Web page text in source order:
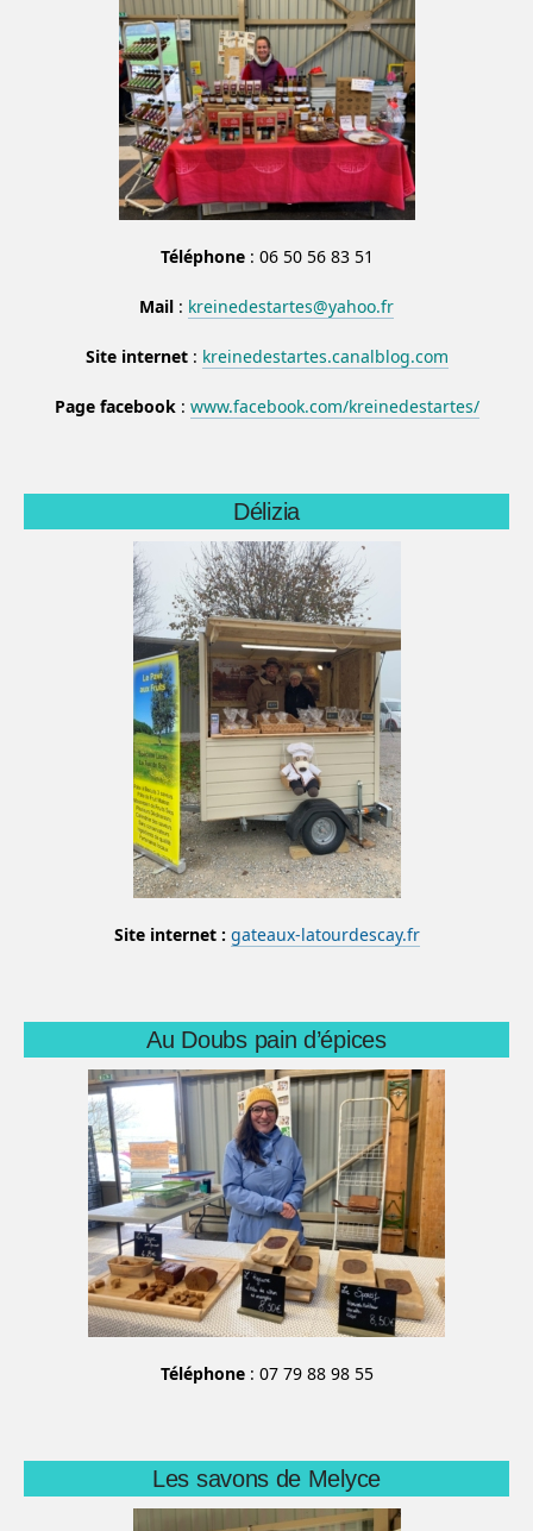
Téléphone: 06 50 56 83 51
Mail : kreinedestartes@yahoo.fr
Site internet: kreinedestartes.canalblog.com
Page facebook: www.facebook.com/kreinedestartes/
Délizia
Site internet : gateaux-latourdescay.fr
Au Doubs pain d’épices
Téléphone: 07 79 88 98 55
Les savons de Melyce